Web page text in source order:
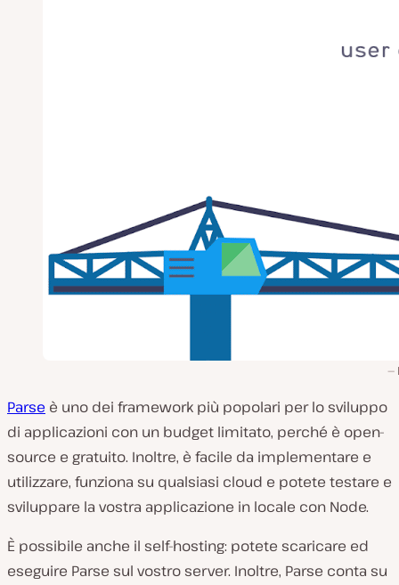
Parse è uno dei framework più popolari per lo sviluppo
di applicazioni con un budget limitato, perché è open-
source e gratuito. Inoltre, è facile da implementare e
utilizzare, funziona su qualsiasi cloud e potete testare e
sviluppare la vostra applicazione in locale con Node.
È possibile anche il self-hosting: potete scaricare ed
eseguire Parse sul vostro server. Inoltre, Parse conta su